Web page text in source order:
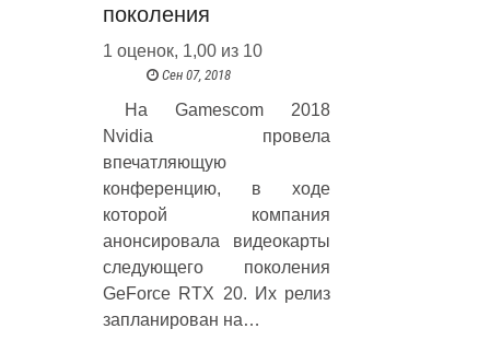
поколения
1 оценок, 1,00 из 10
Сен 07, 2018
На Gamescom 2018
Nvidia провела
впечатляющую
конференцию, в ходе
которой компания
анонсировала видеокарты
следующего поколения
GeForce RTX 20. Их релиз
запланирован на…